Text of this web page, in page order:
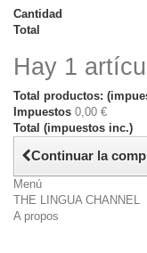
Cantidad
Total
Hay 1
Total productos:
Impuestos 0,00 €
Total (impuestos inc.)
Continuar la
Menú
THE LINGUA CHANNEL
A propos